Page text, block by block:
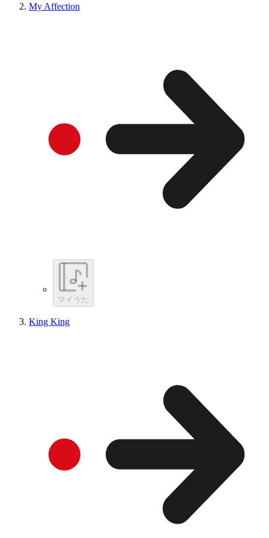
My Affection
マイうた
King King